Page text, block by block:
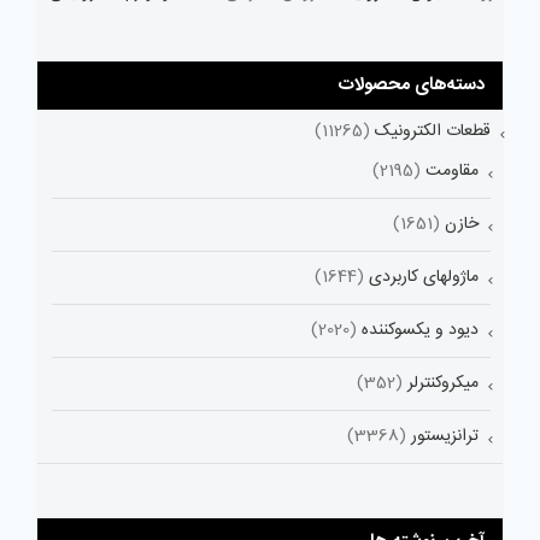
دسته‌های محصولات
قطعات الکترونیک (11265)
مقاومت (2195)
خازن (1651)
ماژولهای کاربردی (1644)
دیود و یکسوکننده (2020)
میکروکنترلر (352)
ترانزیستور (3368)